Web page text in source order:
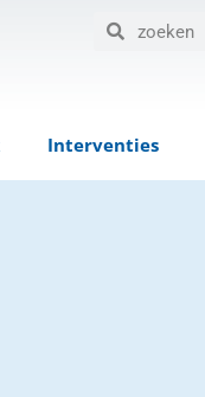
Interventies